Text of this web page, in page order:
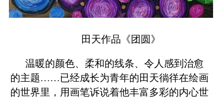
田天作品《团圆》
温暖的颜色、柔和的线条、令人感到治愈
的主题……已经成长为青年的田天徜徉在绘画
的世界里，用画笔诉说着他丰富多彩的内心世